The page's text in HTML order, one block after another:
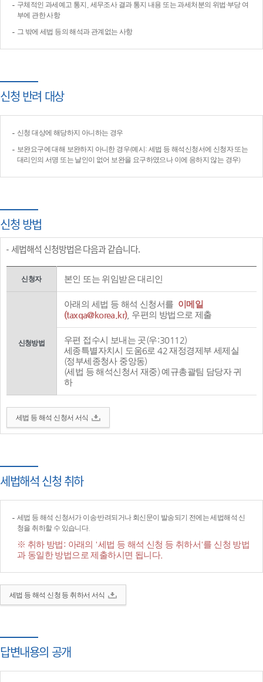
구체적인 과세예고 통지, 세무조사 결과 통지 내용 또는 과세처분의 위법·부당 여
부에 관한 사항
그 밖에 세법 등의 해석과 관계없는 사항
신청 반려 대상
신청 대상에 해당하지 아니하는 경우
보완요구에 대해 보완하지 아니한 경우(예시: 세법 등 해석신청서에 신청자 또는
대리인의 서명 또는 날인이 없어 보완을 요구하였으나 이에 응하지 않는 경우)
신청 방법
세법해석 신청방법은 다음과 같습니다.
신청자 본인 또는 위임받은 대리인
신청방법
아래의 세법 등 해석 신청서를 이메일
(taxqa@korea.kr), 우편의 방법으로 제출
우편 접수시 보내는 곳(우:30112)
세종특별자치시 도움6로 42 재정경제부 세제실
(정부세종청사 중앙동)
(세법 등 해석신청서 재중) 예규총괄팀 담당자 귀
하
세법 등 해석 신청서 서식
세법해석 신청 취하
세법 등 해석 신청서가 이송·반려되거나 회신문이 발송되기 전에는 세법해석 신
청을 취하할 수 있습니다.
※ 취하 방법: 아래의 '세법 등 해석 신청 등 취하서'를 신청 방법
과 동일한 방법으로 제출하시면 됩니다.
세법 등 해석 신청 등 취하서 서식
답변내용의 공개